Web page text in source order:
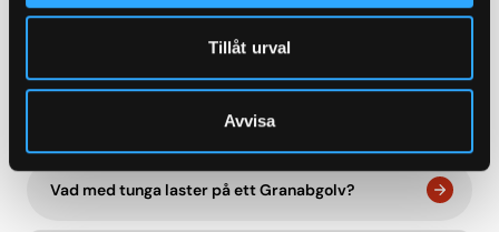
Tillåt urval
Avvisa
Contact us and we will tell you more.
Contact us
Vad med tunga laster på ett Granabgolv?